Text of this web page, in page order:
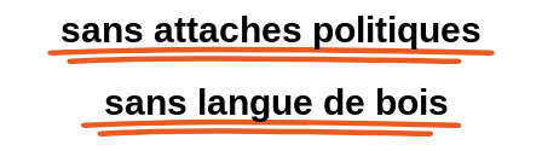
sans attaches politiques
sans langue de bois